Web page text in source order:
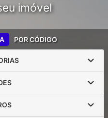
imóvel
POR CÓDIGO